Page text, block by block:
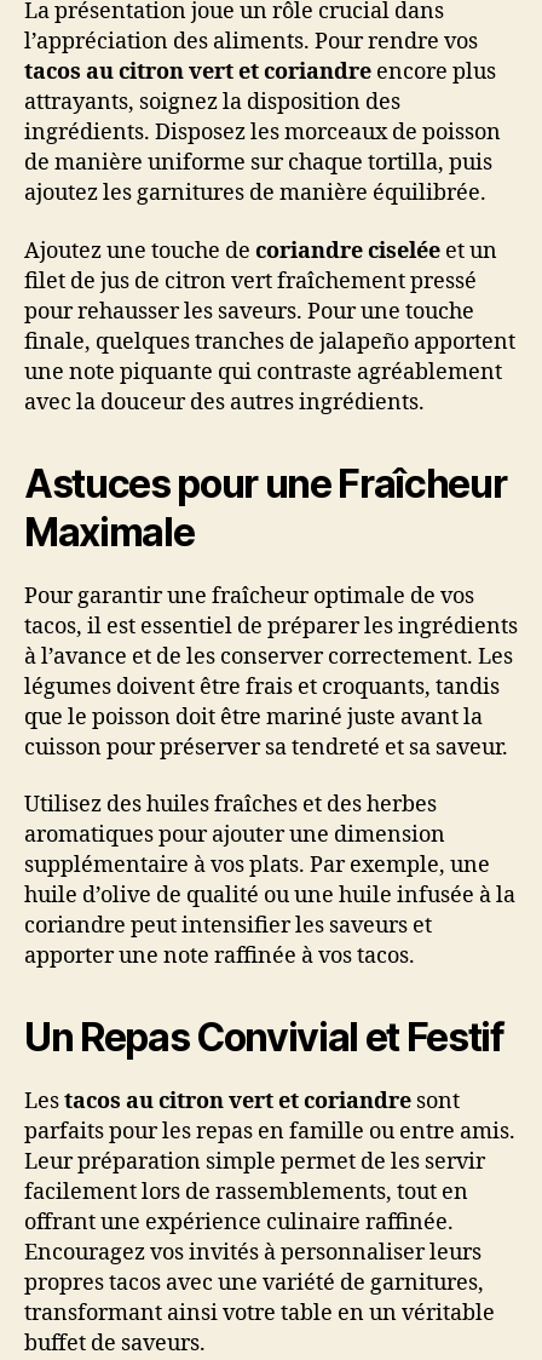
La présentation joue un rôle crucial dans
l’appréciation des aliments. Pour rendre vos
tacos au citron vert et coriandre encore plus
attrayants, soignez la disposition des
ingrédients. Disposez les morceaux de poisson
de manière uniforme sur chaque tortilla, puis
ajoutez les garnitures de manière équilibrée.
Ajoutez une touche de coriandre ciselée et un
filet de jus de citron vert fraîchement pressé
pour rehausser les saveurs. Pour une touche
finale, quelques tranches de jalapeño apportent
une note piquante qui contraste agréablement
avec la douceur des autres ingrédients.
Astuces pour une Fraîcheur
Maximale
Pour garantir une fraîcheur optimale de vos
tacos, il est essentiel de préparer les ingrédients
à l’avance et de les conserver correctement. Les
légumes doivent être frais et croquants, tandis
que le poisson doit être mariné juste avant la
cuisson pour préserver sa tendreté et sa saveur.
Utilisez des huiles fraîches et des herbes
aromatiques pour ajouter une dimension
supplémentaire à vos plats. Par exemple, une
huile d’olive de qualité ou une huile infusée à la
coriandre peut intensifier les saveurs et
apporter une note raffinée à vos tacos.
Un Repas Convivial et Festif
Lestacos au citron vert et coriandre sont
parfaits pour les repas en famille ou entre amis.
Leur préparation simple permet de les servir
facilement lors de rassemblements, tout en
offrant une expérience culinaire raffinée.
Encouragez vos invités à personnaliser leurs
propres tacos avec une variété de garnitures,
transformant ainsi votre table en un véritable
buffet de saveurs.